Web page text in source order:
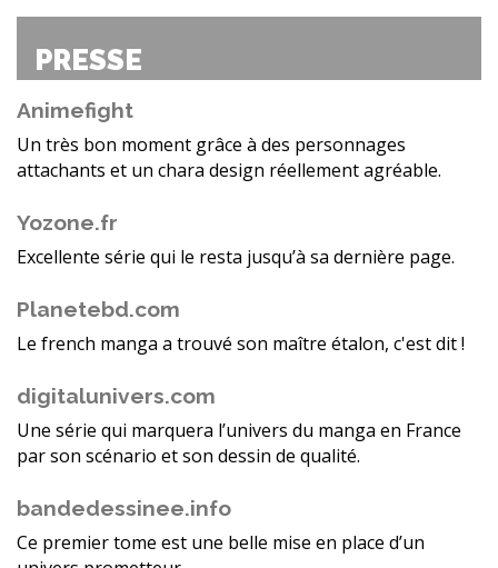
PRESSE
Animefight
Un très bon moment grâce à des personnages
attachants et un chara design réellement agréable.
Yozone.fr
Excellente série qui le resta jusqu’à sa dernière page.
Planetebd.com
Le french manga a trouvé son maître étalon, c'est dit !
digitalunivers.com
Une série qui marquera l’univers du manga en France
par son scénario et son dessin de qualité.
bandedessinee.info
Ce premier tome est une belle mise en place d’un